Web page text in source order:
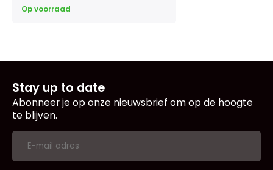
Op voorraad
Stay up to date
Abonneer je op onze nieuwsbrief om op de hoogte
te blijven.